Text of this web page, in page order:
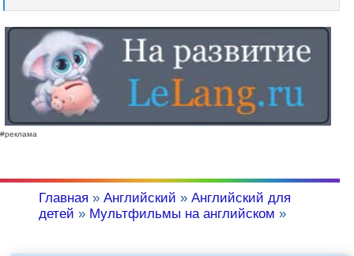
#реклама
Главная »Английский »Английский для
детей » Мультфильмы на английском »